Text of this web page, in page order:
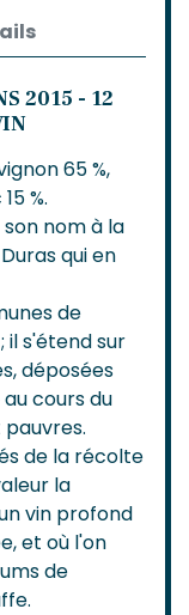
2015 - 12
65 %,
%.
nom à la
qui en
de
il s'étend sur
déposées
cours du
de la récolte
la
vin profond
et où l'on
de